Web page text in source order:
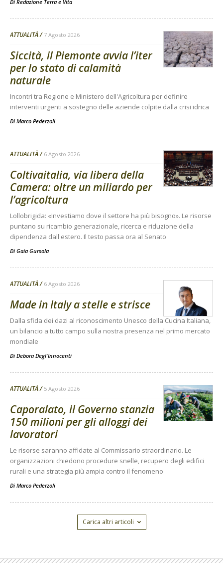
Di Redazione Terra e Vita
ATTUALITÀ 7 Agosto 2026
Siccità, il Piemonte avvia l’iter
per lo stato di calamità
naturale
Incontri tra Regione e Ministero dell'Agricoltura per definire
interventi urgenti a sostegno delle aziende colpite dalla crisi idrica
Di Marco Pederzoli
ATTUALITÀ 6 Agosto 2026
Coltivaitalia, via libera della
Camera: oltre un miliardo per
l’agricoltura
Lollobrigida: «Investiamo dove il settore ha più bisogno». Le risorse
puntano su ricambio generazionale, ricerca e riduzione della
dipendenza dall'estero. Il testo passa ora al Senato
Di Gaia Gursola
ATTUALITÀ 6 Agosto 2026
Made in Italy a stelle e strisce
Dalla sfida dei dazi al riconoscimento Unesco della Cucina Italiana,
un bilancio a tutto campo sulla nostra presenza nel primo mercato
mondiale
Di Debora Degl'Innocenti
ATTUALITÀ 5 Agosto 2026
Caporalato, il Governo stanzia
150 milioni per gli alloggi dei
lavoratori
Le risorse saranno affidate al Commissario straordinario. Le
organizzazioni chiedono procedure snelle, recupero degli edifici
rurali e una strategia più ampia contro il fenomeno
Di Marco Pederzoli
Carica altri articoli